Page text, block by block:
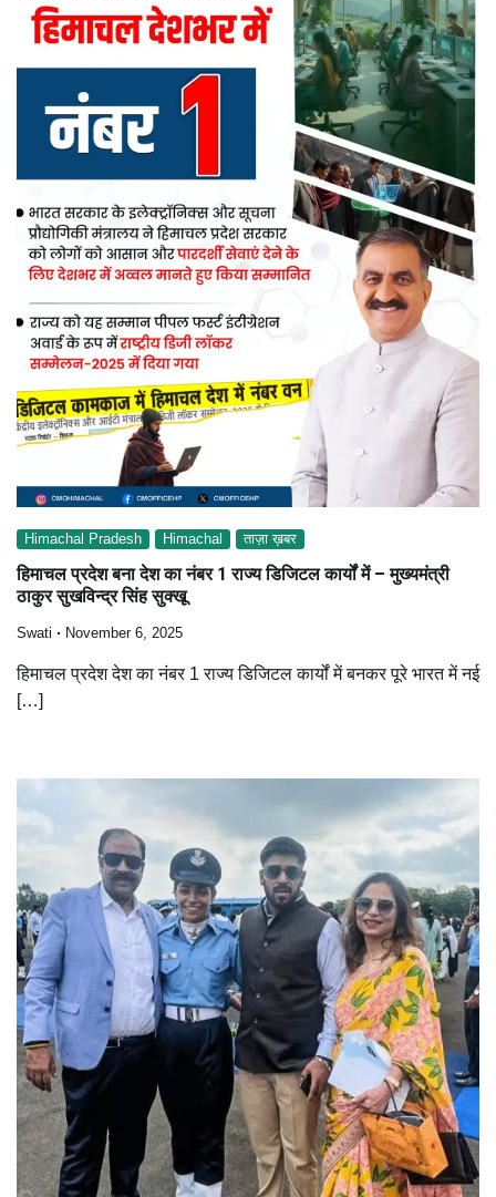
Himachal Pradesh Himachal ताज़ा ख़बर
हिमाचल प्रदेश बना देश का नंबर 1 राज्य डिजिटल कार्यों में – मुख्यमंत्री
ठाकुर सुखविन्द्र सिंह सुक्खू
Swati November 6, 2025
हिमाचल प्रदेश देश का नंबर 1 राज्य डिजिटल कार्यों में बनकर पूरे भारत में नई
[…]